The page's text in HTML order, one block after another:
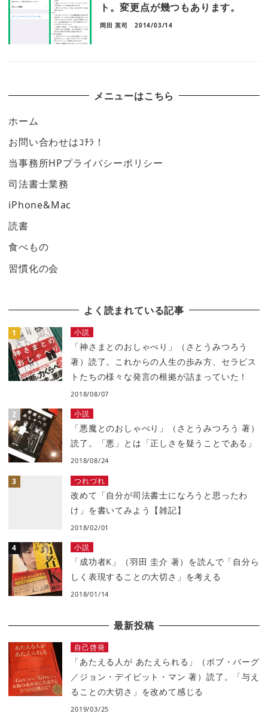
ト。変更点が幾つもあります。
岡田 英司 2014/03/14
メニューはこちら
ホーム
お問い合わせはｺﾁﾗ！
当事務所HPプライバシーポリシー
司法書士業務
iPhone&Mac
読書
食べもの
習慣化の会
よく読まれている記事
小説
「神さまとのおしゃべり」（さとうみつろう
著）読了。これからの人生の歩み方、セラピス
トたちの様々な発言の根拠が詰まっていた！
2018/08/07
小説
「悪魔とのおしゃべり」（さとうみつろう 著）
読了。「悪」とは「正しさを疑うことである」
2018/08/24
つれづれ
改めて「自分が司法書士になろうと思ったわ
け」を書いてみよう【雑記】
2018/02/01
小説
「成功者K」（羽田 圭介 著）を読んで「自分ら
しく表現することの大切さ」を考える
2018/01/14
最新投稿
自己啓発
「あたえる人が あたえられる」（ボブ・バーグ
／ジョン・デイビット・マン 著）読了。「与え
ることの大切さ」を改めて感じる
2019/03/25